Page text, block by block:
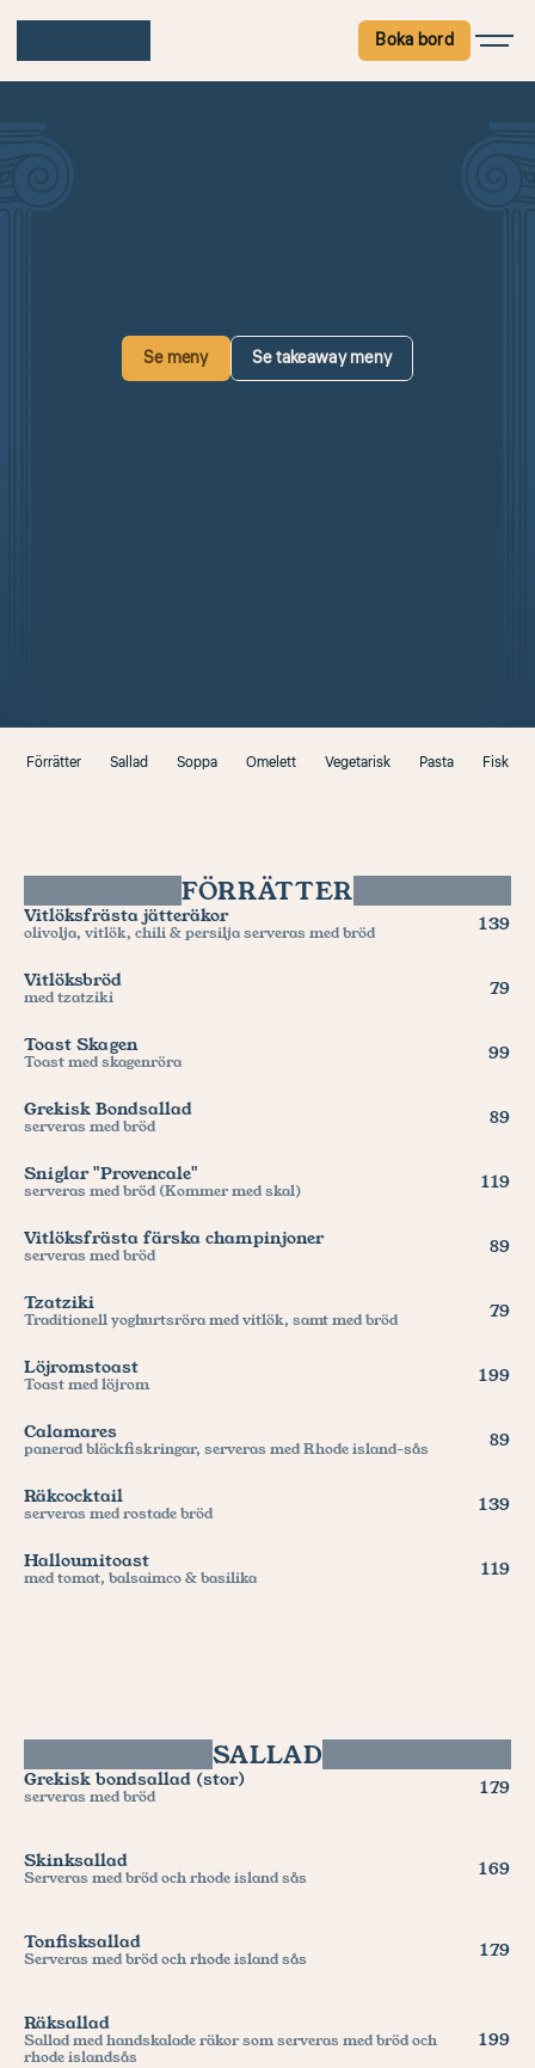
Akropolis.
Se meny Se takeaway meny
Förrätter Sallad Soppa Omelett Vegetarisk Pasta Fisk
FÖRRÄTTER
Vitlöksfrästa jätteräkor
olivolja, vitlök, chili & persilja serveras med bröd 139
Vitlöksbröd
med tzatziki 79
Toast Skagen
Toast med skagenröra 99
Grekisk Bondsallad
serveras med bröd 89
Sniglar "Provencale"
serveras med bröd (Kommer med skal) 119
Vitlöksfrästa färska champinjoner
serveras med bröd 89
Tzatziki
Traditionell yoghurtsröra med vitlök, samt med bröd 79
Löjromstoast
Toast med löjrom 199
Calamares
panerad bläckfiskringar, serveras med Rhode island-sås 89
Räkcocktail
serveras med rostade bröd 139
Halloumitoast
med tomat, balsaimco & basilika 119
SALLAD
Grekisk bondsallad (stor)
serveras med bröd 179
Skinksallad
Serveras med bröd och rhode island sås 169
Tonfisksallad
Serveras med bröd och rhode island sås 179
Räksallad
Sallad med handskalade räkor som serveras med bröd och
rhode islandsås
199
Boka bord